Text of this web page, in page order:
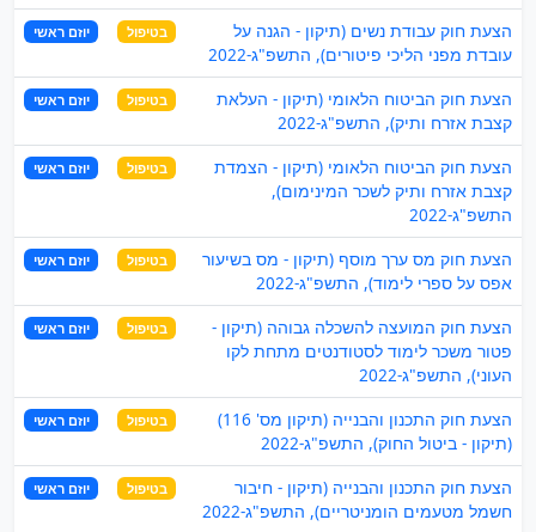
הצעת חוק עבודת נשים (תיקון - הגנה על
עובדת מפני הליכי פיטורים), התשפ"ג-2022
בטיפול יוזם ראשי
הצעת חוק הביטוח הלאומי (תיקון - העלאת
קצבת אזרח ותיק), התשפ"ג-2022
בטיפול יוזם ראשי
הצעת חוק הביטוח הלאומי (תיקון - הצמדת
קצבת אזרח ותיק לשכר המינימום),
התשפ"ג-2022
בטיפול יוזם ראשי
הצעת חוק מס ערך מוסף (תיקון - מס בשיעור
אפס על ספרי לימוד), התשפ"ג-2022
בטיפול יוזם ראשי
הצעת חוק המועצה להשכלה גבוהה (תיקון -
פטור משכר לימוד לסטודנטים מתחת לקו
העוני), התשפ"ג-2022
בטיפול יוזם ראשי
הצעת חוק התכנון והבנייה (תיקון מס' 116)
(תיקון - ביטול החוק), התשפ"ג-2022
בטיפול יוזם ראשי
הצעת חוק התכנון והבנייה (תיקון - חיבור
חשמל מטעמים הומניטריים), התשפ"ג-2022
בטיפול יוזם ראשי